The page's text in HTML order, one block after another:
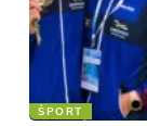
ŠPORT